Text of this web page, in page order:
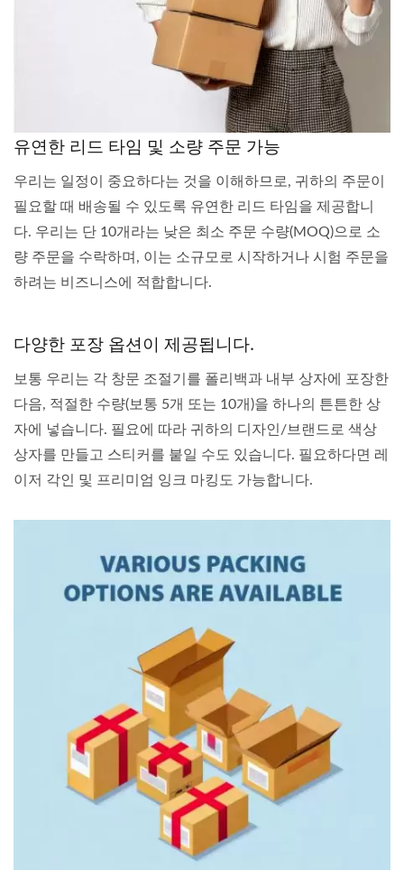
유연한 리드 타임 및 소량 주문 가능
우리는 일정이 중요하다는 것을 이해하므로, 귀하의 주문이
필요할 때 배송될 수 있도록 유연한 리드 타임을 제공합니
다. 우리는 단 10개라는 낮은 최소 주문 수량(MOQ)으로 소
량 주문을 수락하며, 이는 소규모로 시작하거나 시험 주문을
하려는 비즈니스에 적합합니다.
다양한 포장 옵션이 제공됩니다.
보통 우리는 각 창문 조절기를 폴리백과 내부 상자에 포장한
다음, 적절한 수량(보통 5개 또는 10개)을 하나의 튼튼한 상
자에 넣습니다. 필요에 따라 귀하의 디자인/브랜드로 색상
상자를 만들고 스티커를 붙일 수도 있습니다. 필요하다면 레
이저 각인 및 프리미엄 잉크 마킹도 가능합니다.